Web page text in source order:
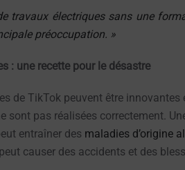
travaux électriques sans une
préoccupation. »
: une recette pour le désastre
de TikTok peuvent être
sont pas réalisées correctement.
entraîner des maladies d’origine
causer des accidents et des